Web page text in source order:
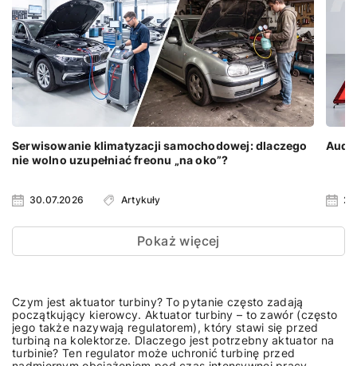
Serwisowanie klimatyzacji samochodowej: dlaczego
nie wolno uzupełniać freonu „na oko”?
30.07.2026 Artykuły
Audi
Pokaż więcej
Czym jest aktuator turbiny? To pytanie często zadają
początkujący kierowcy. Aktuator turbiny – to zawór (często
jego także nazywają regulatorem), który stawi się przed
turbiną na kolektorze. Dlaczego jest potrzebny aktuator na
turbinie? Ten regulator może uchronić turbinę przed